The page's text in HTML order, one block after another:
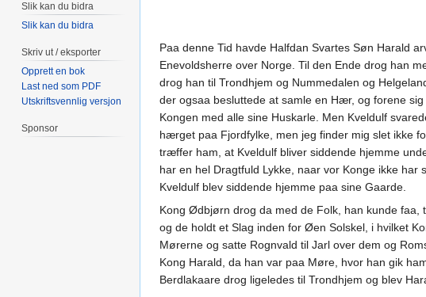
Paa denne Tid havde Halfdan Svartes Søn Harald
Enevoldsherre over Norge. Til den Ende drog han
drog han til Trondhjem og Nummedalen og
der ogsaa besluttede at samle en Hær, og forene
Kongen med alle sine Huskarle. Men Kveldulf
hærget paa Fjordfylke, men jeg finder mig slet ikke
træffer ham, at Kveldulf bliver siddende hjemme
har en hel Dragtfuld Lykke, naar vor Konge ikke
Kveldulf blev siddende hjemme paa sine Gaarde.
Kong Ødbjørn drog da med de Folk, han kunde
og de holdt et Slag inden for Øen Solskel, i hvilket
Mørerne og satte Rognvald til Jarl over dem og
Kong Harald, da han var paa Møre, hvor han gik
Berdlakaare drog ligeledes til Trondhjem og blev
Slik kan du bidra
Slik kan du bidra
Skriv ut / eksporter
Opprett en bok
Last ned som PDF
Utskriftsvennlig versjon
Sponsor